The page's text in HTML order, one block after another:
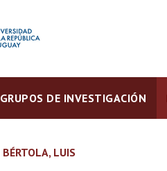
GRUPOS DE INVESTIGACIÓN
BÉRTOLA, LUIS